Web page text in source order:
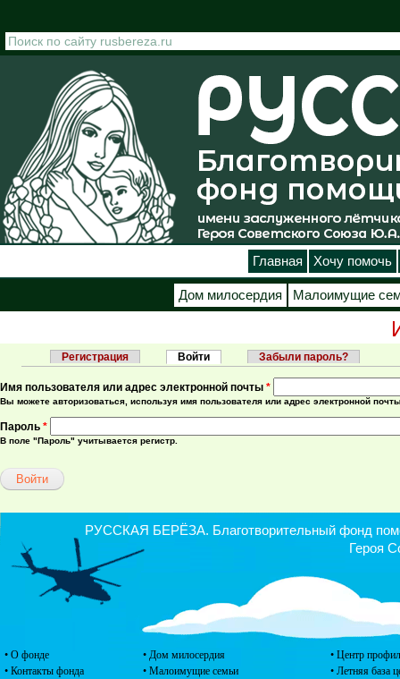
Главная Хочу помочь
Дом милосердия Малоимущие
Главные вкладки
Регистрация Войти (активная вкладка)
Забыли пароль?
Имя пользователя или адрес электронной почты *
Вы можете авторизоваться, используя имя пользователя или адрес электронной
Пароль *
В поле "Пароль" учитывается регистр.
• О фонде
• Контакты фонда
• Дом милосердия
• Малоимущие семьи
• Центр
• Летняя база
РУССКАЯ БЕРЁЗА. Благотворительный фонд
Героя